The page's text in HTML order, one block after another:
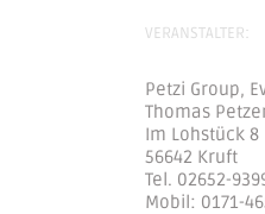
VERANSTALTER:
Petzi Group,
Thomas
Im Lohstück 8
56642 Kruft
Tel. 02652-
Mobil: 0171-